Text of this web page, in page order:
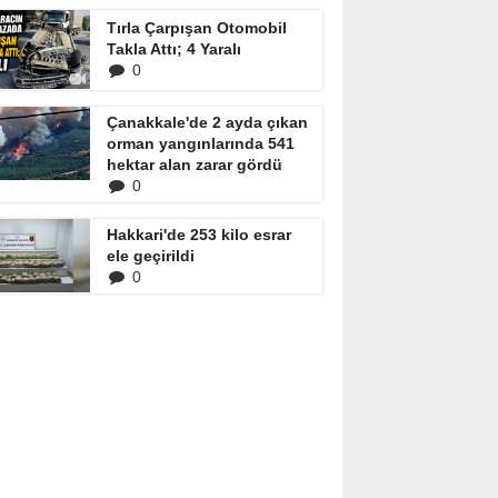
Tırla Çarpışan Otomobil
Takla Attı; 4 Yaralı
0
Çanakkale'de 2 ayda çıkan
orman yangınlarında 541
hektar alan zarar gördü
0
Hakkari'de 253 kilo esrar
ele geçirildi
0